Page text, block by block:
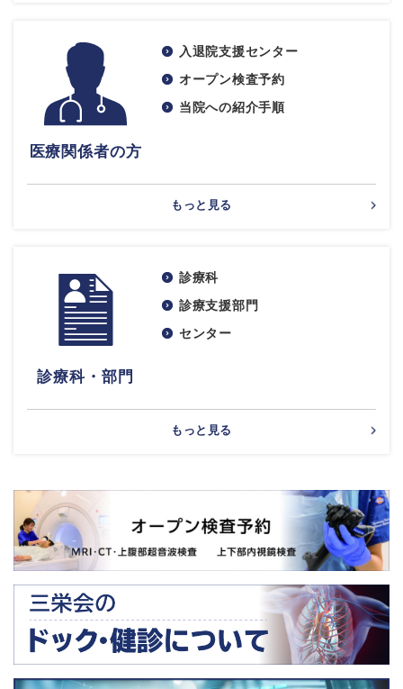
医療関係者の方
入退院支援センター
オープン検査予約
当院への紹介手順
もっと見る
診療科・部門
診療科
診療支援部門
センター
もっと見る